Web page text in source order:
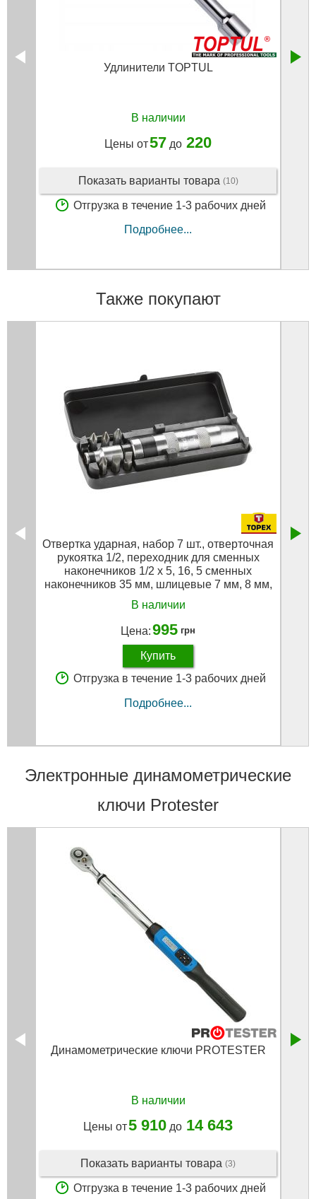
Удлинители TOPTUL
В наличии
Цены от57 до 220
Показать варианты товара (10)
Отгрузка в течение 1-3 рабочих дней
Подробнее...
Также покупают
Отвертка ударная, набор 7 шт., отверточная
рукоятка 1/2, переходник для сменных
наконечников 1/2 x 5, 16, 5 сменных
наконечников 35 мм, шлицевые 7 мм, 8 мм,
крестовые PH2, PH3, 2 сменных
наконечника 75 мм, размеры: 8 мм, PH3
Topex 39D556
В наличии
Цена:995 грн
Купить
Отгрузка в течение 1-3 рабочих дней
Подробнее...
Электронные динамометрические
ключи Protester
Динамометрические ключи PROTESTER
В наличии
Цены от5 910 до 14 643
Показать варианты товара (3)
Отгрузка в течение 1-3 рабочих дней